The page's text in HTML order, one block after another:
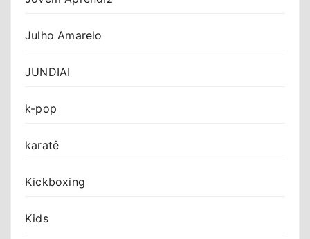
Julho Amarelo
JUNDIAI
k-pop
karatê
Kickboxing
Kids